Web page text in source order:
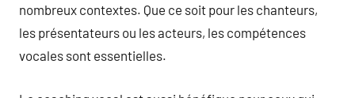
nombreux contextes. Que ce soit pour les chanteurs,
les présentateurs ou les acteurs, les compétences
vocales sont essentielles.